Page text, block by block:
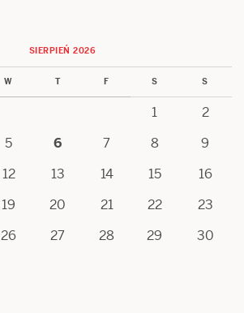
SIERPIEŃ 2026
W T F S S
1
2
5 6 7 8
9
12 13 14 15
16
19 20 21 22
23
26 27 28 29
30